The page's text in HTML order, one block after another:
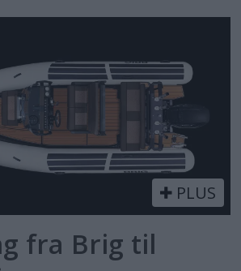
PLUS
fra Brig til